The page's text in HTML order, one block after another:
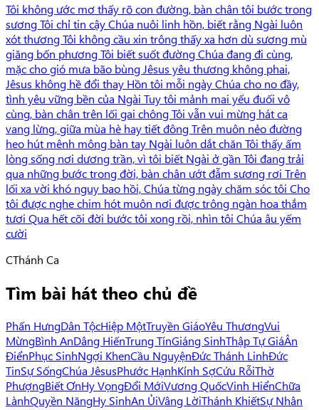
Tôi không ước mơ thấy rõ con đường, bàn chân tôi bước trong
sương Tôi chỉ tin cậy Chúa nuôi linh hồn, biết rằng Ngài luôn
xót thương Tôi không cầu xin trông thấy xa hơn dù sương mù
giăng bốn phương Tôi biết suốt đường Chúa đang đi cùng,
mặc cho gió mưa bão bùng Jêsus yêu thương không phai,
Jêsus không hề đổi thay Hồn tôi mỗi ngày Chúa cho no đầy,
tình yêu vững bền của Ngài Tuy tôi mảnh mai yếu đuối vô
cùng, bàn chân trên lối gai chông Tôi vẫn vui mừng hát ca
vang lừng, giữa mùa hè hay tiết đông Trên muôn nẻo đường
heo hút mênh mông bàn tay Ngài luôn dắt chăn Tôi thấy ấm
lòng sống nơi dương trần, vì tôi biết Ngài ở gần Tôi đang trải
qua những bước trong đời, bàn chân ướt đẫm sương rơi Trên
lối xa vời khó nguy bao hồi, Chúa từng ngày chăm sóc tôi Cho
tôi được nghe chim hót muôn nơi được trông ngàn hoa thắm
tươi Qua hết cõi đời bước tôi xong rồi, nhìn tôi Chúa âu yếm
cười
CThánh Ca
Tìm bài hát theo chủ đề
Phấn HưngDân TộcHiệp MộtTruyền GiáoYêu ThươngVui
MừngBình AnDâng HiếnTrung TínGiáng SinhThập Tự GiáÂn
ĐiểnPhục SinhNgợi KhenCầu NguyệnĐức Thánh LinhĐức
TinSự SốngChúa JêsusPhước HạnhKính SợCứu RỗiThờ
PhượngBiết ƠnHy VọngĐổi MớiVương QuốcVinh HiểnChữa
LànhQuyền NăngHy SinhAn ỦiVâng LờiThánh KhiếtSự Nhân